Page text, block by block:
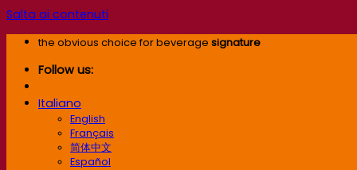
Salta ai contenuti
the obvious choice for beverage signature
Follow us:
Italiano
English
Français
简体中文
Español